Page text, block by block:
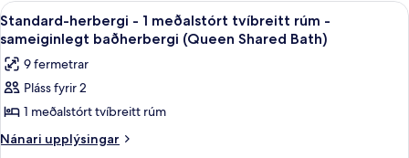
herbergi
Skoða
allar
myndir
fyrir
Standard-
herbergi
-
Dúnsængur, skrifborð, myrkratjöld/-
5
Standard-herbergi - 1 meðalstórt tvíbreitt rúm -
sameiginlegt baðherbergi (Queen Shared Bath)
9 fermetrar
Pláss fyrir 2
1 meðalstórt tvíbreitt rúm
Nánari upplýsingar
Nánari